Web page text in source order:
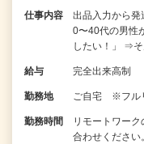
仕事内容
出品入力から
0〜40代の男性
したい！」 ⇒
給与 完全出来高制
勤務地 ご自宅 ※フル
勤務時間
リモートワー
合わせくださ